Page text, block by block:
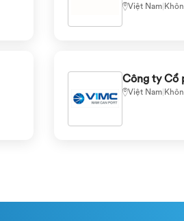
Việt Nam|
Công ty Cổ
Việt Nam|